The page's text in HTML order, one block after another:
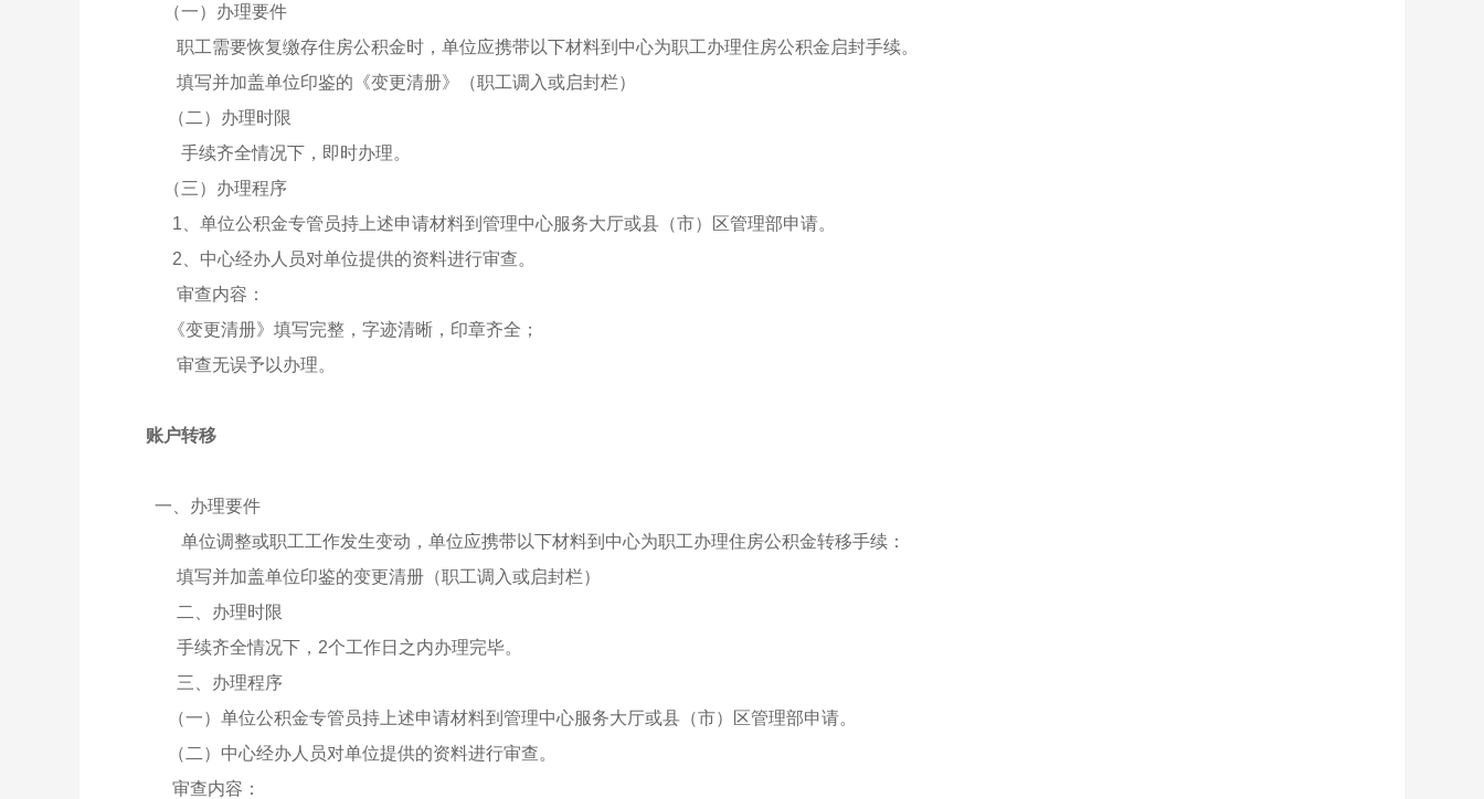
（一）办理要件
职工需要恢复缴存住房公积金时，单位应携带以下材料到中心为职工办理住房公积金启封手续。
填写并加盖单位印鉴的《变更清册》（职工调入或启封栏）
（二）办理时限
手续齐全情况下，即时办理。
（三）办理程序
1、单位公积金专管员持上述申请材料到管理中心服务大厅或县（市）区管理部申请。
2、中心经办人员对单位提供的资料进行审查。
审查内容：
《变更清册》填写完整，字迹清晰，印章齐全；
审查无误予以办理。
账户转移
一、办理要件
单位调整或职工工作发生变动，单位应携带以下材料到中心为职工办理住房公积金转移手续：
填写并加盖单位印鉴的变更清册（职工调入或启封栏）
二、办理时限
手续齐全情况下，2个工作日之内办理完毕。
三、办理程序
（一）单位公积金专管员持上述申请材料到管理中心服务大厅或县（市）区管理部申请。
（二）中心经办人员对单位提供的资料进行审查。
审查内容：